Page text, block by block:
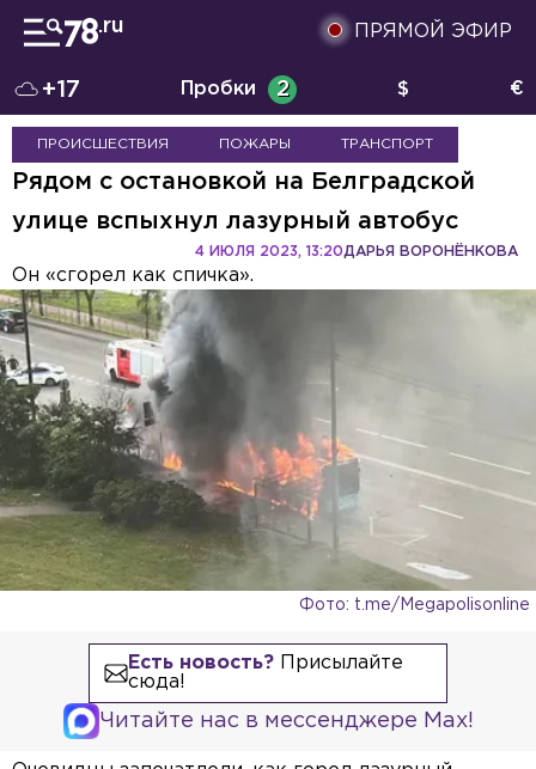
ПРЯМОЙ ЭФИР
+17 Пробки 2 $ €
ПРОИСШЕСТВИЯ ПОЖАРЫ ТРАНСПОРТ
Рядом с остановкой на Белградской
улице вспыхнул лазурный автобус
ДАРЬЯ ВОРОНЁНКОВА
4 ИЮЛЯ 2023, 13:20
Он «сгорел как спичка».
Фото: t.me/Megapolisonline
Есть новость?Присылайте
сюда!
Читайте нас в мессенджере Max!